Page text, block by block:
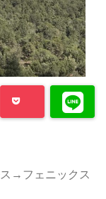
→フェニックス